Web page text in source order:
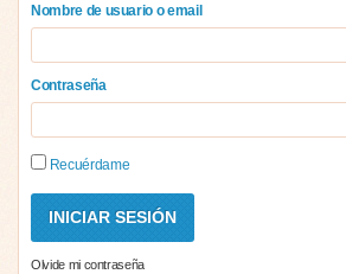
Nombre de usuario o email
Contraseña
Recuérdame
Olvide mi contraseña